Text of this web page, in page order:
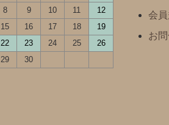
8 9 10 11
12
15 16 17 18
19
22 23 24 25
26
29 30
会
お